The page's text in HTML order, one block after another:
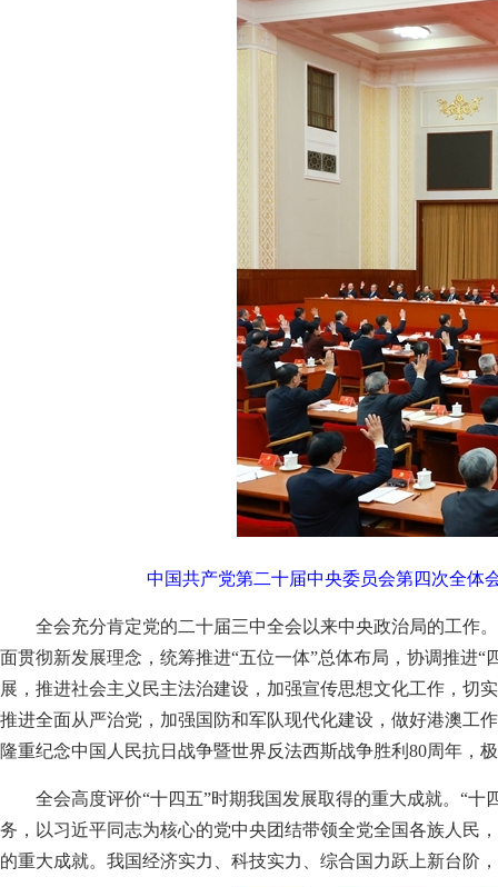
中国共产党第二十届中央委员会第四次全体
全会充分肯定党的二十届三中全会以来中央政治局的工作
面贯彻新发展理念，统筹推进“五位一体”总体布局，协调推进
展，推进社会主义民主法治建设，加强宣传思想文化工作，切
推进全面从严治党，加强国防和军队现代化建设，做好港澳工
隆重纪念中国人民抗日战争暨世界反法西斯战争胜利80周年，
全会高度评价“十四五”时期我国发展取得的重大成就。“
务，以习近平同志为核心的党中央团结带领全党全国各族人民
的重大成就。我国经济实力、科技实力、综合国力跃上新台阶